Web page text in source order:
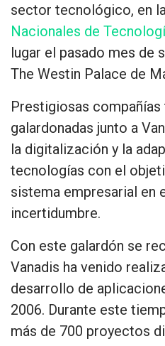
sector tecnológico, en
Nacionales de
lugar el pasado mes de
The Westin Palace de
Prestigiosas compañías
galardonadas junto a
la digitalización y la
tecnologías con el
sistema empresarial en
incertidumbre.
Con este galardón se
Vanadis ha venido
desarrollo de
2006. Durante este
más de 700 proyectos